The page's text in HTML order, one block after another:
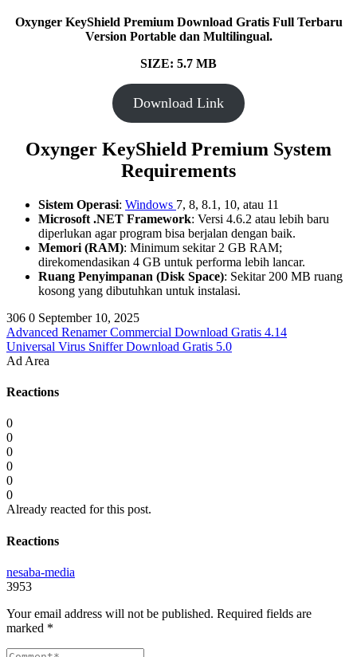
Oxynger KeyShield Premium Download Gratis Full Terbaru
Version Portable dan Multilingual.
SIZE: 5.7 MB
Download Link
Oxynger KeyShield Premium System
Requirements
Sistem Operasi: Windows 7, 8, 8.1, 10, atau 11
Microsoft .NET Framework: Versi 4.6.2 atau lebih baru
diperlukan agar program bisa berjalan dengan baik.
Memori (RAM): Minimum sekitar 2 GB RAM;
direkomendasikan 4 GB untuk performa lebih lancar.
Ruang Penyimpanan (Disk Space): Sekitar 200 MB ruang
kosong yang dibutuhkan untuk instalasi.
306 0 September 10, 2025
Advanced Renamer Commercial Download Gratis 4.14
Universal Virus Sniffer Download Gratis 5.0
Ad Area
Reactions
0
0
0
0
0
0
Already reacted for this post.
Reactions
nesaba-media
3953
Your email address will not be published. Required fields are
marked *